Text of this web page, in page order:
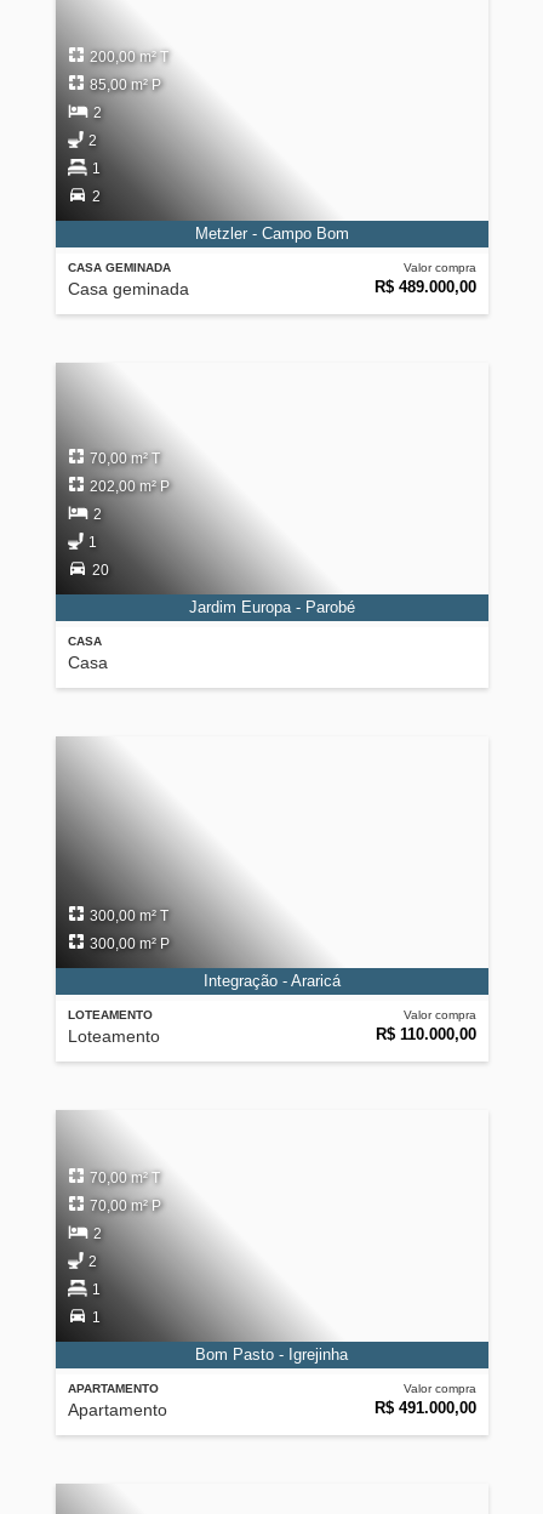
CASA GEMINADA
Casa geminada
Valor compra
R$ 489.000,00
200,00 m² T
85,00 m² P
2
2
1
2
Metzler - Campo Bom
CASA
Casa
70,00 m² T
202,00 m² P
2
1
20
Jardim Europa - Parobé
LOTEAMENTO
Loteamento
Valor compra
R$ 110.000,00
300,00 m² T
300,00 m² P
Integração - Araricá
APARTAMENTO
Apartamento
Valor compra
R$ 491.000,00
70,00 m² T
70,00 m² P
2
2
1
1
Bom Pasto - Igrejinha